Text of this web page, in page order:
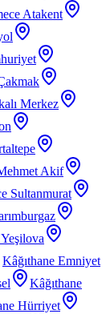
Atakent
Merkez
Akif
Sultanmurat
Kâğıthane Emniyet
Kâğıthane
Hürriyet